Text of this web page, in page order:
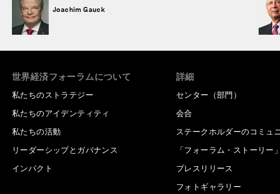
Joachim Gauck
世界経済フォーラムについて
私たちのストラテジー
私たちのアイデンティティ
私たちの活動
リーダーシップとガバナンス
インパクト
詳細
センター（部門）
会合
ステークホルダーのコミュ
「フォーラム・ストーリー」
プレスリリース
フォトギャラリー